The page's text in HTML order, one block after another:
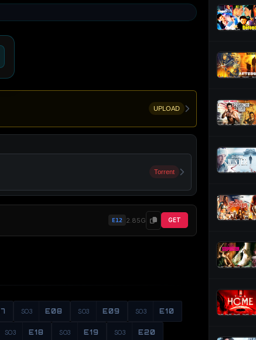
UPLOAD
Torrent
E12 2.85G GET
S03 E08 S03 E09 S03 E10
S03 E18 S03 E19 S03 E20